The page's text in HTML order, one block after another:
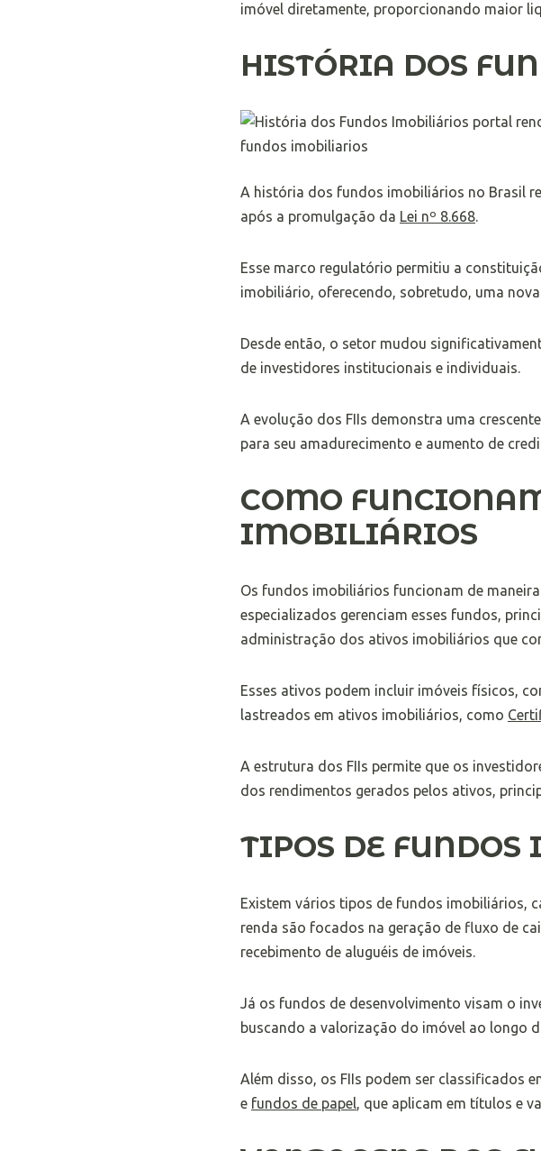
imóvel diretamente, proporcionando maior
HISTÓRIA DOS
A história dos fundos imobiliários no Brasil
após a promulgação da Lei nº 8.668.
Esse marco regulatório permitiu a
imobiliário, oferecendo, sobretudo, uma
Desde então, o setor mudou
de investidores institucionais e individuais.
A evolução dos FIIs demonstra uma
para seu amadurecimento e aumento de
COMO
IMOBILIÁRIOS
Os fundos imobiliários funcionam de
especializados gerenciam esses fundos,
administração dos ativos imobiliários que
Esses ativos podem incluir imóveis físicos,
lastreados em ativos imobiliários, como
A estrutura dos FIIs permite que os
dos rendimentos gerados pelos ativos,
TIPOS DE
Existem vários tipos de fundos imobiliários,
renda são focados na geração de fluxo de
recebimento de aluguéis de imóveis.
Já os fundos de desenvolvimento visam o
buscando a valorização do imóvel ao longo
Além disso, os FIIs podem ser classificados
e fundos de papel, que aplicam em títulos e